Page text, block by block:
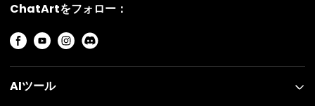
ChatArtをフォロー：
AIツール